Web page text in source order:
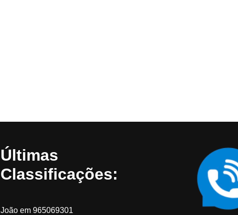
Últimas
Classificações:
João em 965069301